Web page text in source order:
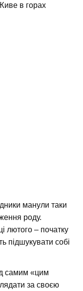
в горах
манули таки
роду.
лютого – початку
підшукувати собі
самим «цим
за своєю